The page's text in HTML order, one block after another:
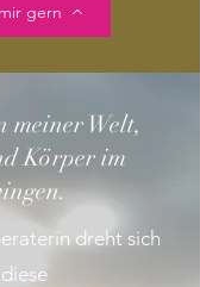
gern
meiner Welt,
Körper im
dreht sich